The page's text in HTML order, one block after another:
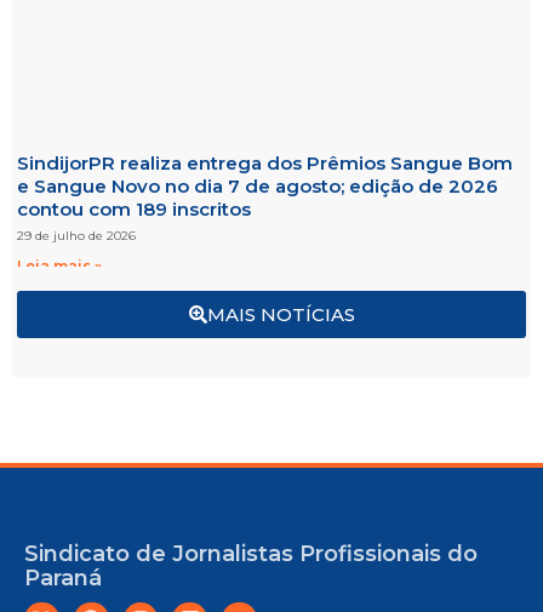
MAIS NOTÍCIAS
SindijorPR realiza entrega dos Prêmios Sangue Bom
e Sangue Novo no dia 7 de agosto; edição de 2026
contou com 189 inscritos
29 de julho de 2026
Leia mais »
Sindicato de Jornalistas Profissionais do
Paraná